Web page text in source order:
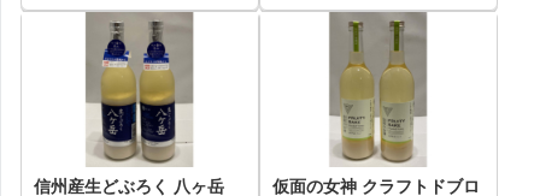
信州産生どぶろく 八ヶ岳
仮面の女神 クラフトドブロ